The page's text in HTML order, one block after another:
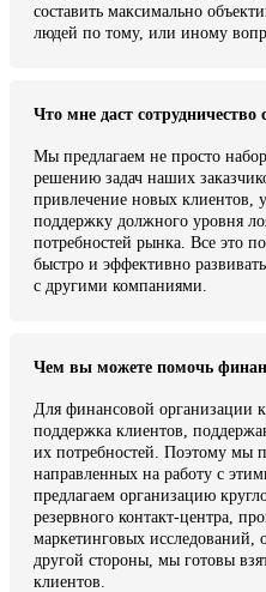
составить максимально
людей по тому, или иному
Что мне даст сотрудничество
Мы предлагаем не просто
решению задач наших
привлечение новых клиентов,
поддержку должного уровня
потребностей рынка. Все это
быстро и эффективно
с другими компаниями.
Чем вы можете помочь
Для финансовой организации
поддержка клиентов,
их потребностей. Поэтому мы
направленных на работу с
предлагаем организацию
резервного контакт-центра,
маркетинговых исследований,
другой стороны, мы готовы
клиентов.